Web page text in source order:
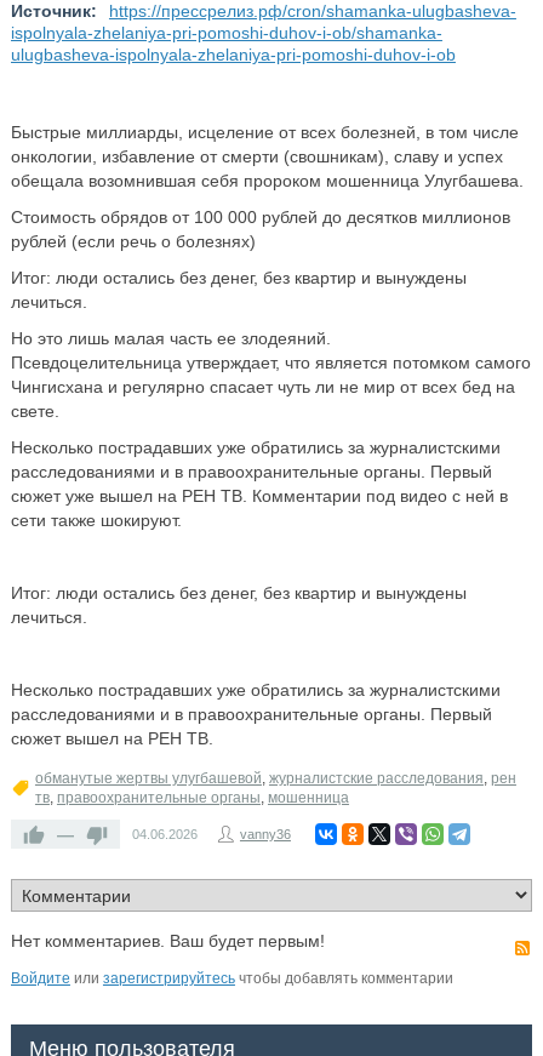
Источник:
https://прессрелиз.рф/cron/shamanka-ulugbasheva-
ispolnyala-zhelaniya-pri-pomoshi-duhov-i-ob/shamanka-
ulugbasheva-ispolnyala-zhelaniya-pri-pomoshi-duhov-i-ob
Быстрые миллиарды, исцеление от всех болезней, в том числе
онкологии, избавление от смерти (свошникам), славу и успех
обещала возомнившая себя пророком мошенница Улугбашева.
Стоимость обрядов от 100 000 рублей до десятков миллионов
рублей (если речь о болезнях)
Итог: люди остались без денег, без квартир и вынуждены
лечиться.
Но это лишь малая часть ее злодеяний.
Псевдоцелительница утверждает, что является потомком самого
Чингисхана и регулярно спасает чуть ли не мир от всех бед на
свете.
Несколько пострадавших уже обратились за журналистскими
расследованиями и в правоохранительные органы. Первый
сюжет уже вышел на РЕН ТВ. Комментарии под видео с ней в
сети также шокируют.
Итог: люди остались без денег, без квартир и вынуждены
лечиться.
Несколько пострадавших уже обратились за журналистскими
расследованиями и в правоохранительные органы. Первый
сюжет вышел на РЕН ТВ.
обманутые жертвы улугбашевой, журналистские расследования, рен
тв, правоохранительные органы, мошенница
— 04.06.2026 vanny36
Нет комментариев. Ваш будет первым!
Войдите или зарегистрируйтесьчтобы добавлять комментарии
Меню пользователя